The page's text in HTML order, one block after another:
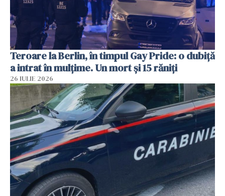
Teroare la Berlin, în timpul Gay Pride: o dubiță
a intrat în mulțime. Un mort și 15 răniți
26 IULIE 2026